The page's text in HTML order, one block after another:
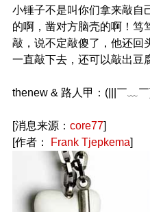
小锤子不是叫你们拿来敲自
的啊，凿对方脑壳的啊！笃
敲，说不定敲傻了，他还回
一直敲下去，还可以敲出豆
thenew & 路人甲：(|||￣﹏
[消息来源： core77]
[作者：
Frank Tjepkema]